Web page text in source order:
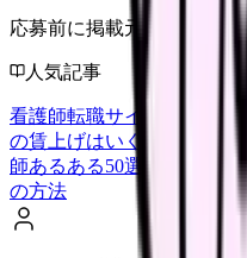
応募前に掲載元の最新情報
人気記事
看護師転職サイトランキン
の賃上げはいくら？2026
師あるある50選【共感必至
の方法